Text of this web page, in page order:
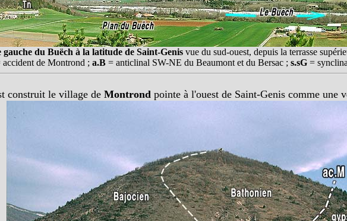
du Buëch à la latitude de Saint-Genis vue du sud-ouest, depuis la terrasse
de Montrond ; a.B= anticlinal SW-NE du Beaumont et du Bersac ; s.sG=
construit le village de Montrond pointe à l'ouest de Saint-Genis comme une